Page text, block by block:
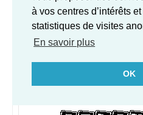
à vos centres d’intérêts
statistiques de visites
En savoir plus
OK
ASLAN
MYTHOLOGIE GRECQUE